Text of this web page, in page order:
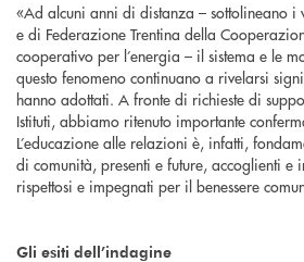
«Ad alcuni anni di distanza – sottolineano
e di Federazione Trentina della
cooperativo per l’energia – il sistema e le
questo fenomeno continuano a rivelarsi
hanno adottati. A fronte di richieste di
Istituti, abbiamo ritenuto importante
L’educazione alle relazioni è, infatti,
di comunità, presenti e future, accoglienti e
rispettosi e impegnati per il benessere
Gli esiti dell’indagine